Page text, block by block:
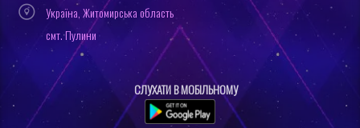
Україна, Житомирська область
смт. Пулини
СЛУХАТИ В МОБІЛЬНОМУ